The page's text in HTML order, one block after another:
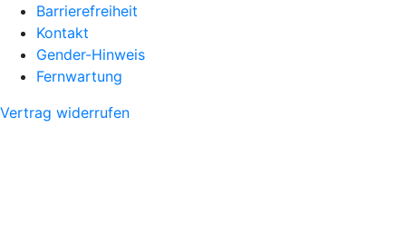
Barrierefreiheit
Kontakt
Gender-Hinweis
Fernwartung
Vertrag widerrufen